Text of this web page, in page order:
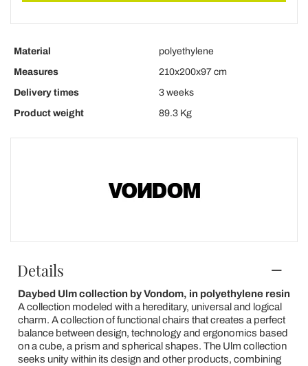
Material
polyethylene
Measures
210x200x97 cm
Delivery times
3 weeks
Product weight
89.3 Kg
Details
Daybed Ulm collection by Vondom, in polyethylene resin
A collection modeled with a hereditary, universal and logical
charm. A collection of functional chairs that creates a perfect
balance between design, technology and ergonomics based
on a cube, a prism and spherical shapes. The Ulm collection
seeks unity within its design and other products, combining